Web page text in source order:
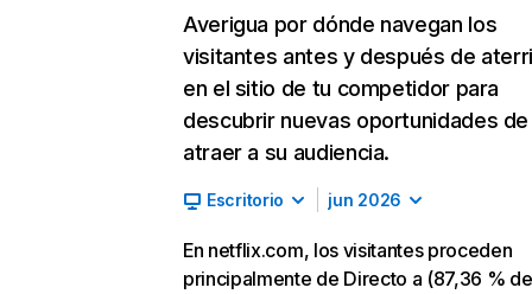
Averigua por dónde navegan los
visitantes antes y después de
en el sitio de tu competidor para
descubrir nuevas oportunidades de
atraer a su audiencia.
Escritorio jun 2026
En netflix.com, los visitantes proceden
principalmente de Directo a (87,36 % de